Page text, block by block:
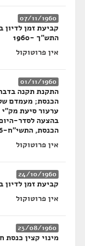
07/11/1960
קביעת זמן לדיון
התש"ך -1960
אין פרוטוקול
01/11/1960
התקנת תקנה
הכנסת; מעמדם
ערעור סיעת מק"י
בהצעה לסדר-
הכנסת, התשי"ח-1956
אין פרוטוקול
24/10/1960
קביעת זמן
אין פרוטוקול
23/08/1960
מינוי קצין כנסת